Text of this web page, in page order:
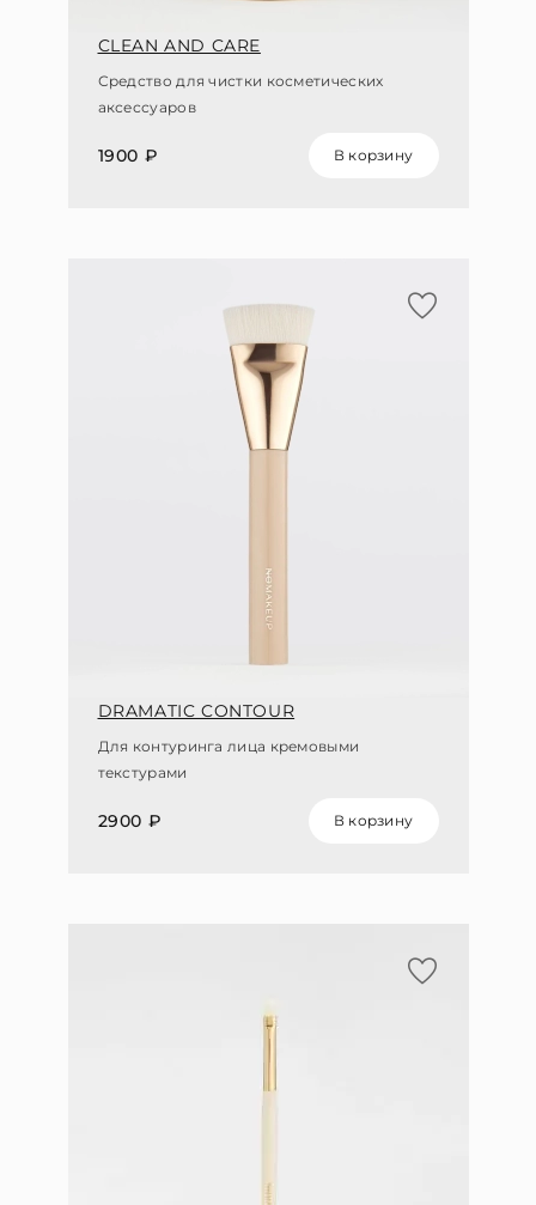
CLEAN AND CARE
Средство для чистки косметических
аксессуаров
1900 ₽ В корзину
DRAMATIC CONTOUR
Для контуринга лица кремовыми
текстурами
2900 ₽ В корзину